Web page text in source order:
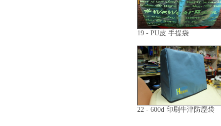
19 - PU皮 手提袋
22 - 600d 印刷牛津防塵袋